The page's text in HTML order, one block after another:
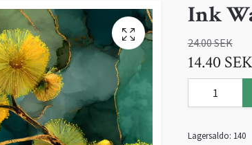
Ink
24.00 SEK
14.40 SEK
Lagersaldo: 140